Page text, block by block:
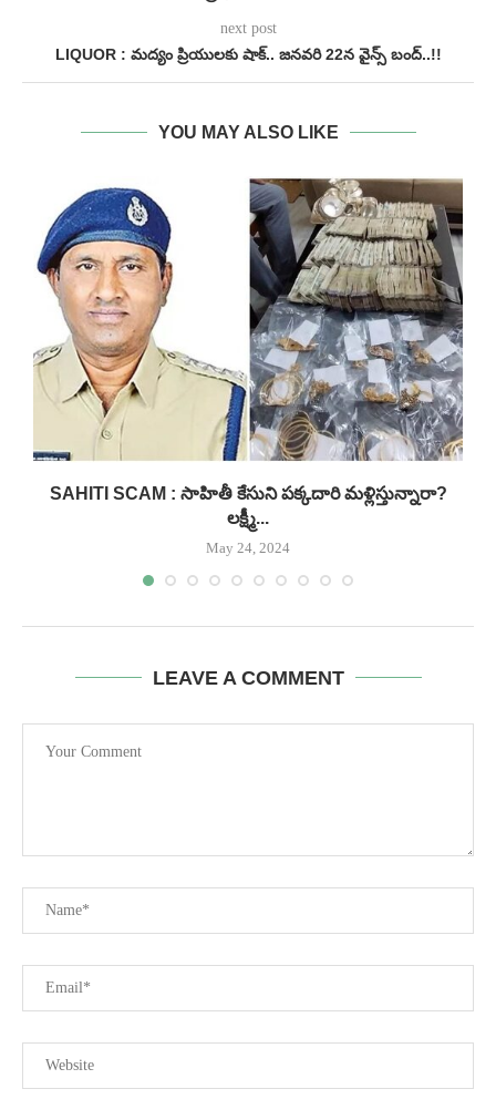
next post
LIQUOR : మద్యం ప్రియులకు షాక్.. జనవరి 22న వైన్స్ బంద్..!!
YOU MAY ALSO LIKE
SAHITI SCAM : సాహితీ కేసుని పక్కదారి మళ్లిస్తున్నారా?
లక్ష్మీ...
May 24, 2024
LEAVE A COMMENT